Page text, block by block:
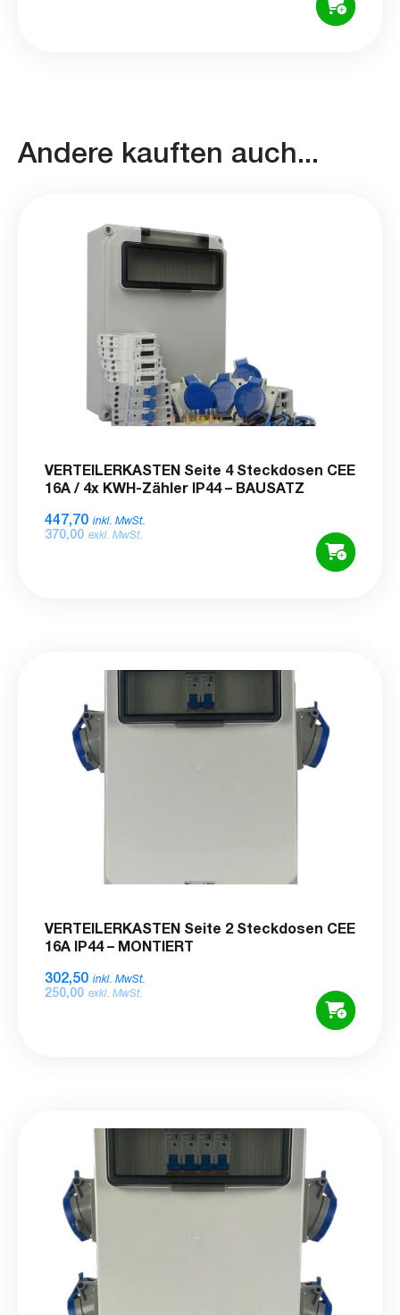
Andere kauften auch...
VERTEILERKASTEN Seite 4 Steckdosen CEE
16A / 4x KWH-Zähler IP44 – BAUSATZ
447,70 inkl. MwSt.
370,00 exkl. MwSt.
VERTEILERKASTEN Seite 2 Steckdosen CEE
16A IP44 – MONTIERT
302,50 inkl. MwSt.
250,00 exkl. MwSt.